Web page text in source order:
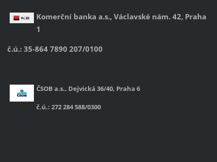
Komerční banka a.s., Václavské nám. 42, Praha
1
č.ú.: 35-864 7890 207/0100
ČSOB a.s., Dejvická 36/40, Praha 6
č.ú.: 272 284 588/0300